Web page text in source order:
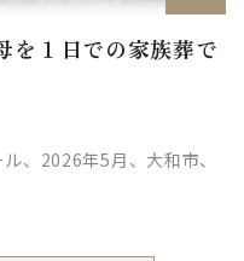
を１日での家族葬で
、2026年5月、大和市、